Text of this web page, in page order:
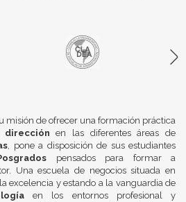
misión de ofrecer una formación práctica
en las diferentes áreas de
, pone a disposición de sus estudiantes
pensados para formar a
Una escuela de negocios situada en
excelencia y estando a la vanguardia de
en los entornos profesional y